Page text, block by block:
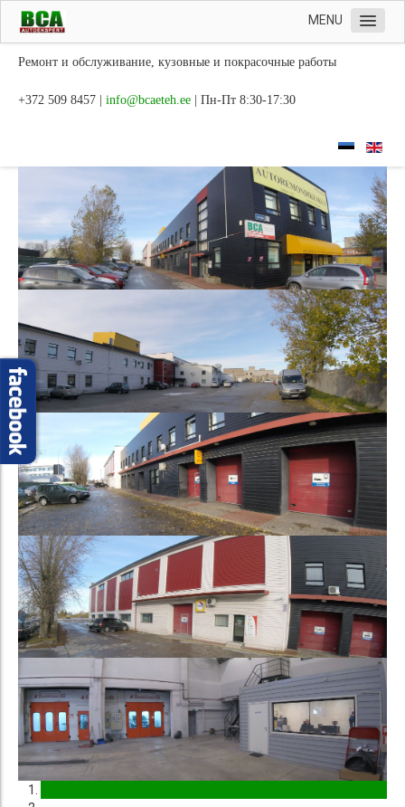
MENU
Главная
Удаление вмятин
Контакт
Ремонт и обслуживание, кузовные и покрасочные работы
+372 509 8457 | | Пн-Пт 8:30-17:30